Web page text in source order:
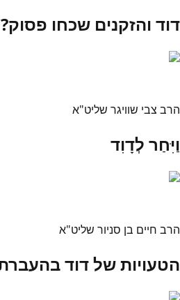
דוד והזקנים שכחו פסוק?
הרב צבי שוויגר שליט"א
וַיִּחַר לְדָוִד
הרב חיים בן סניור שליט"א
הטעויות של דוד